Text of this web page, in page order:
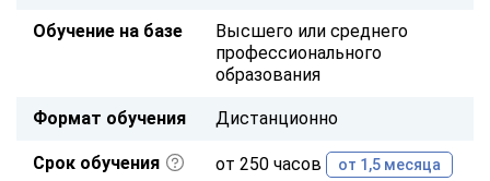
Обучение на базе
Высшего или среднего
профессионального
образования
Формат обучения Дистанционно
Срок обучения от 250 часов от 1,5 месяца